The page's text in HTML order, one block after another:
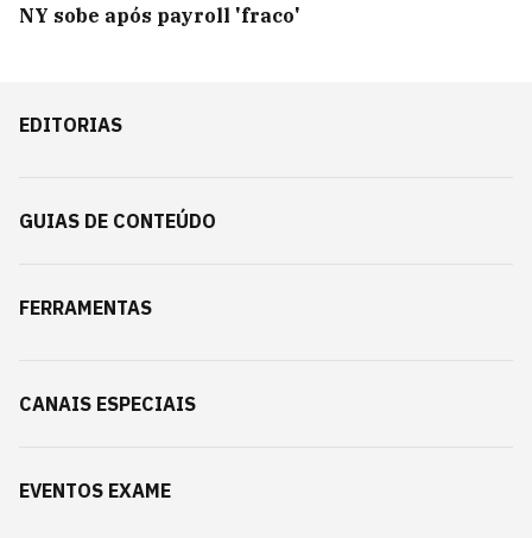
NY sobe após payroll 'fraco'
EDITORIAS
GUIAS DE CONTEÚDO
FERRAMENTAS
CANAIS ESPECIAIS
EVENTOS EXAME